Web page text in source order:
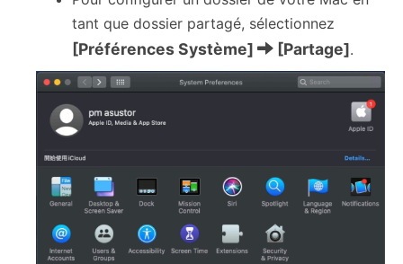
tant que dossier partagé, sélectionnez
[Préférences Système] [Partage].